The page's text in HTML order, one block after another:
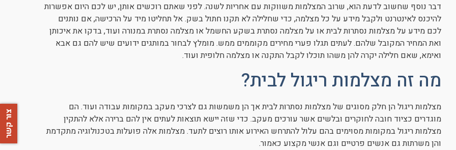
דבר נוסף שחשוב לדעת הוא, שרוב המצלמות משווקות עם אחריות לשנה. לפני שאתם רוכשים אותן, יש לכם היום אפשרות
להיכנס לאינטרנט ולקבל מידע על כל מצלמה, כדי שחלילה לא תקנו חתול בשק. אל תחליטו מיד על הרכישה, אם נותנים
לכם מידע על מצלמות נסתרות לבית או על מצלמה נסתרת בשקע החשמל או מצלמה נסתרת במנורה ועוד, בדקו את איכותן
ואת המחיר המקובל שלהם. לעתים תגלו פערי מחירים מקוממים ממש. מומלץ לבחור במותגים ידועים שיש להם גם אבא
ואימא, שאם חלילה יקרה להן משהו תוכלו לקבל התקנה או מצלמה חלופית ועוד.
מה זה מצלמות ריגול לבית?
מצלמות ריגול הן חלק מסוגים של מצלמות נסתרות לבית אך הן משמשות גם לצרכי מעקב במקומות עבודה ועוד. הם
מוגדרים כציוד חובה לחוקרים ובלשים אשר עורכים מעקב. כדי שזה יישא תוצאות לעתים אין להם ברירה אלא להתקין
מצלמות ריגול במקומות מסוימים בהם עלול להתרחש האירוע אותו רוצים לתעד. מצלמות אלה פועלות בטכנולוגיה מתקדמת
והן משרתות גם אנשים פרטיים וגם אנשי מקצוע כאמור.
צור קשר